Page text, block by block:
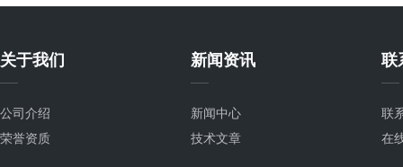
关于我们
公司介绍
荣誉资质
新闻资讯
新闻中心
技术文章
联
联
在